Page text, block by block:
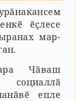
ӗҫлесе
мар-
Чӑваш
социаллӑ
епле